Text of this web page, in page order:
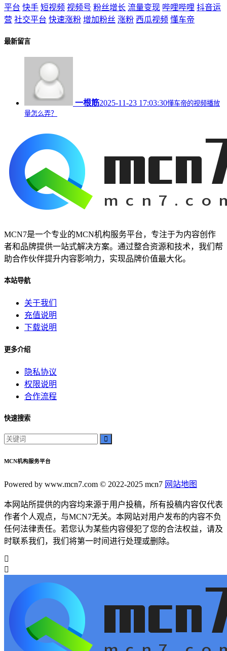
平台 快手 短视频 视频号 粉丝增长 流量变现 哔哩哔哩 抖音运
营 社交平台 快速涨粉 增加粉丝 涨粉 西瓜视频 懂车帝
最新留言
一根筋2025-11-23 17:03:30懂车帝的视频播放
量怎么弄？
MCN7是一个专业的MCN机构服务平台，专注于为内容创作
者和品牌提供一站式解决方案。通过整合资源和技术，我们帮
助合作伙伴提升内容影响力，实现品牌价值最大化。
本站导航
关于我们
充值说明
下载说明
更多介绍
隐私协议
权限说明
合作流程
快速搜索
MCN机构服务平台
Powered by www.mcn7.com © 2022-2025 mcn7 网站地图
本网站所提供的内容均来源于用户投稿，所有投稿内容仅代表
作者个人观点，与MCN7无关。本网站对用户发布的内容不负
任何法律责任。若您认为某些内容侵犯了您的合法权益，请及
时联系我们，我们将第一时间进行处理或删除。